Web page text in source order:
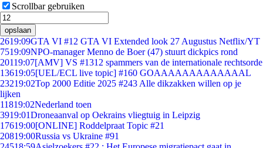
Scrollbar gebruiken
opslaan
2619:09GTA VI #12 GTA VI Extended look 27 Augustus Netflix/YT
7519:09NPO-manager Menno de Boer (47) stuurt dickpics rond
20119:07[AMV] VS #1312 spammers van de internationale rechtsorde
13619:05[UEL/ECL live topic] #160 GOAAAAAAAAAAAAAL
23219:02Top 2000 Editie 2025 #243 Alle dikzakken willen op je
lijken
11819:02Nederland toen
3919:01Droneaanval op Oekrains vliegtuig in Leipzig
17619:00[ONLINE] Roddelpraat Topic #21
20819:00Russia vs Ukraine #91